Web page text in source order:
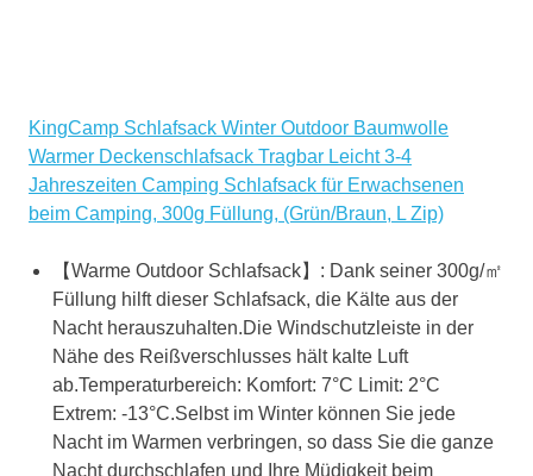
KingCamp Schlafsack Winter Outdoor Baumwolle
Warmer Deckenschlafsack Tragbar Leicht 3-4
Jahreszeiten Camping Schlafsack für Erwachsenen
beim Camping, 300g Füllung, (Grün/Braun, L Zip)
【Warme Outdoor Schlafsack】: Dank seiner 300g/㎡
Füllung hilft dieser Schlafsack, die Kälte aus der
Nacht herauszuhalten.Die Windschutzleiste in der
Nähe des Reißverschlusses hält kalte Luft
ab.Temperaturbereich: Komfort: 7°C Limit: 2°C
Extrem: -13°C.Selbst im Winter können Sie jede
Nacht im Warmen verbringen, so dass Sie die ganze
Nacht durchschlafen und Ihre Müdigkeit beim